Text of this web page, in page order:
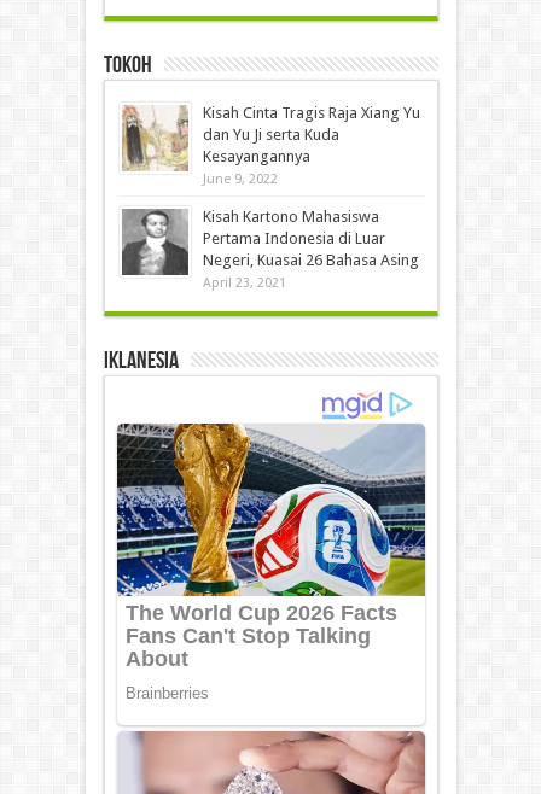
Tokoh
Kisah Cinta Tragis Raja Xiang Yu
dan Yu Ji serta Kuda
Kesayangannya
June 9, 2022
Kisah Kartono Mahasiswa
Pertama Indonesia di Luar
Negeri, Kuasai 26 Bahasa Asing
April 23, 2021
IKLANESIA